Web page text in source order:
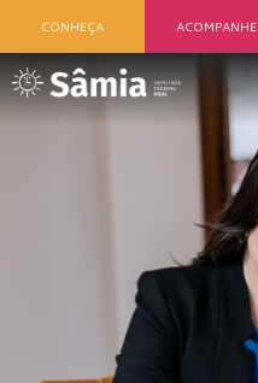
CONHEÇA ACOMPANHE